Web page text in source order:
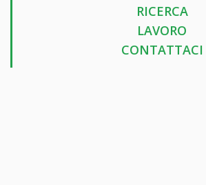
RICERCA
LAVORO
CONTATTACI